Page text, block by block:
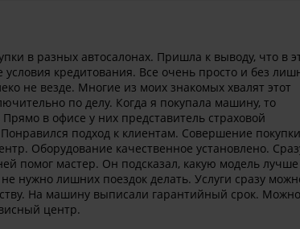
в разных автосалонах. Пришла к выводу, что в
условия кредитования. Все очень просто и без
не везде. Многие из моих знакомых хвалят этот
по делу. Когда я покупала машину, то
в офисе у них представитель страховой
подход к клиентам. Совершение покупки
Оборудование качественное установлено.
помог мастер. Он подсказал, какую модель лучше
нужно лишних поездок делать. Услуги сразу
На машину выписали гарантийный срок. Можно
центр.